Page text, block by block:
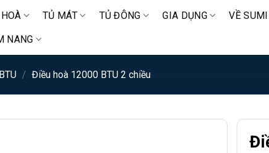
TỦ MÁT TỦ ĐÔNG GIA DỤNG VỀ
NANG
/ Điều hoà 12000 BTU 2 chiều